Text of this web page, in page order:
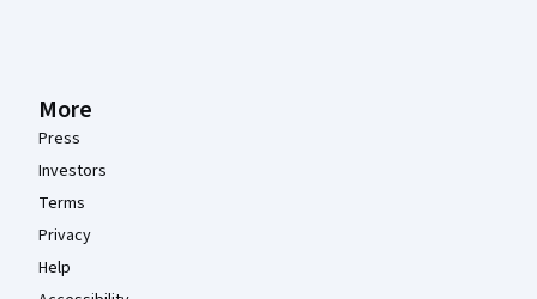
More
Press
Investors
Terms
Privacy
Help